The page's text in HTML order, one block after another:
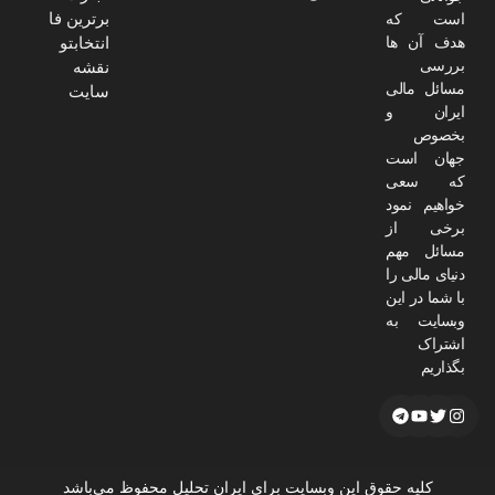
است که
هدف آن ها
بررسی
مسائل مالی
ایران و
بخصوص
جهان است
که سعی
خواهیم نمود
برخی از
مسائل مهم
دنیای مالی را
با شما در این
وبسایت به
اشتراک
بگذاریم
برترین فا
انتخابتو
نقشه
سایت
کلیه حقوق این وبسایت برای ایران تحلیل محفوظ می‌باشد